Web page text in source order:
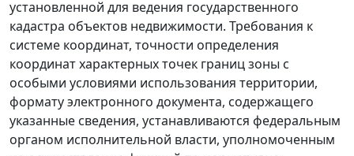
установленной для ведения государственного
кадастра объектов недвижимости. Требования к
системе координат, точности определения
координат характерных точек границ зоны с
особыми условиями использования территории,
формату электронного документа, содержащего
указанные сведения, устанавливаются федеральным
органом исполнительной власти, уполномоченным